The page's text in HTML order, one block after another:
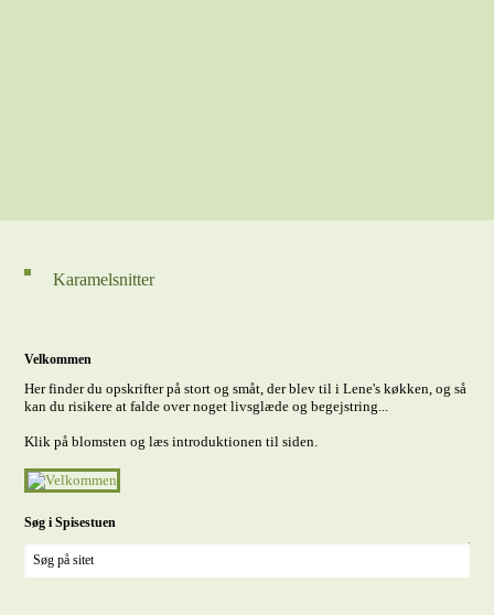
Karamelsnitter
Velkommen
Her finder du opskrifter på stort og småt, der blev til i Lene's køkken, og så
kan du risikere at falde over noget livsglæde og begejstring...
Klik på blomsten og læs introduktionen til siden.
Søg i Spisestuen